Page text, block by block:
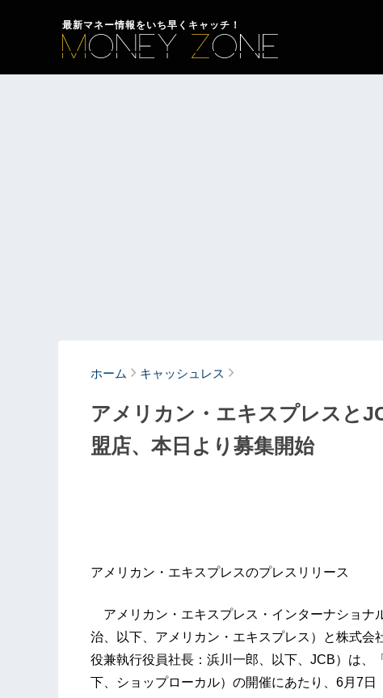
最新マネー情報をいち早くキャッチ！
ホーム キャッシュレス
アメリカン・エキスプレスと
盟店、本日より募集開始
アメリカン・エキスプレスのプレスリリース
アメリカン・エキスプレス・インターナショナ
治、以下、アメリカン・エキスプレス）と株式
役兼執行役員社長：浜川一郎、以下、JCB）は
下、ショップローカル）の開催にあたり、6月7日